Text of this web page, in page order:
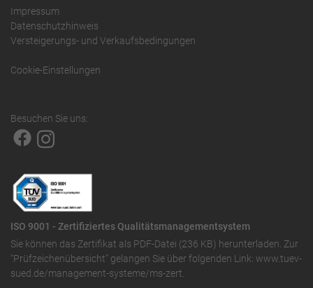
Impressum
Datenschutzhinweis
Versteigerungs- und Verkaufsbedingungen
Cookie-Einstellungen
Besuchen Sie uns:
ISO 9001 - Zertifiziertes Qualitätsmanagementsystem
Sie können das Zertifikat als PDF-Datei (236 KB) herunterladen. Zur
"Prüfzeichenübersicht" gelangen Sie über folgenden Link: www.tuev-
sued.de/management-systeme/ms-zert